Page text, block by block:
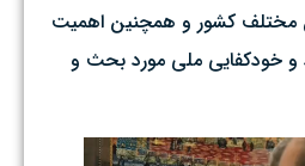
مختلف کشور و همچنین اهمیت
خودکفایی ملی مورد بحث و